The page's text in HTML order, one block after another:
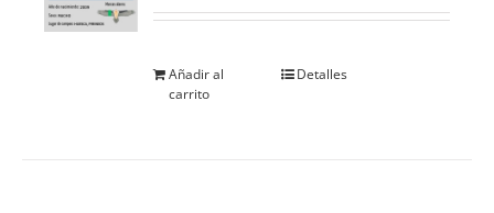
Añadir al
carrito
Detalles